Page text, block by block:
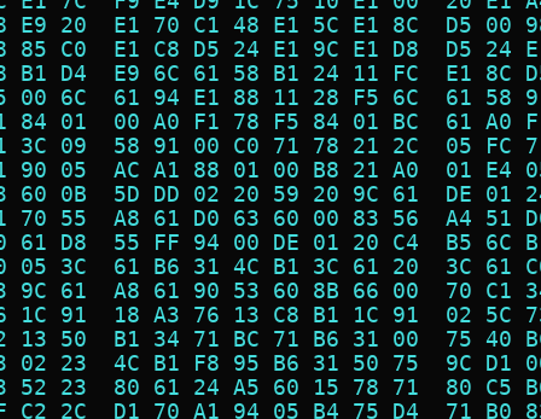
E9 20  E1 70 C1 48 E1 5C E1 8C  D5
85 C0  E1 C8 D5 24 E1 9C E1 D8  D5
B1 D4  E9 6C 61 58 B1 24 11 FC  E1
00 6C  61 94 E1 88 11 28 F5 6C  61
84 01  00 A0 F1 78 F5 84 01 BC  61
3C 09  58 91 00 C0 71 78 21 2C  05
90 05  AC A1 88 01 00 B8 21 A0  01
60 0B  5D DD 02 20 59 20 9C 61  DE
70 55  A8 61 D0 63 60 00 83 56  A4
61 D8  55 FF 94 00 DE 01 20 C4  B5
05 3C  61 B6 31 4C B1 3C 61 20  3C
9C 61  A8 61 90 53 60 8B 66 00  70
1C 91  18 A3 76 13 C8 B1 1C 91  02
13 50  B1 34 71 BC 71 B6 31 00  75
02 23  4C B1 F8 95 B6 31 50 75  9C
52 23  80 61 24 A5 60 15 78 71  80
C2 2C  D1 70 A1 94 05 B4 75 D4  71